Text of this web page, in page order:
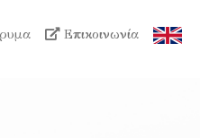
Επικοινωνία